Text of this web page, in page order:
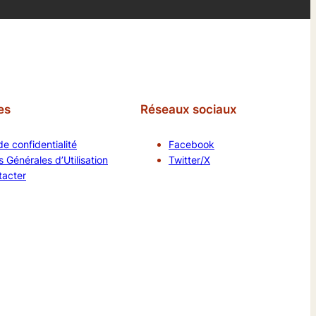
confidentialité
Générales d’Utilisation
Réseaux sociaux
Facebook
Twitter/X